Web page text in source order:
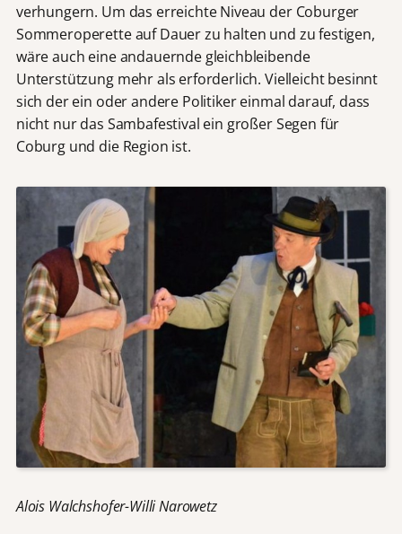
verhungern. Um das erreichte Niveau der Coburger
Sommeroperette auf Dauer zu halten und zu festigen,
wäre auch eine andauernde gleichbleibende
Unterstützung mehr als erforderlich. Vielleicht besinnt
sich der ein oder andere Politiker einmal darauf, dass
nicht nur das Sambafestival ein großer Segen für
Coburg und die Region ist.
Alois Walchshofer-Willi Narowetz